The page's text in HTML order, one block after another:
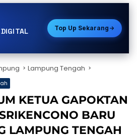
Top Up Sekarang
Lampung Tengah
KETUA GAPOKTAN
BARU
LAMPUNG TENGAH